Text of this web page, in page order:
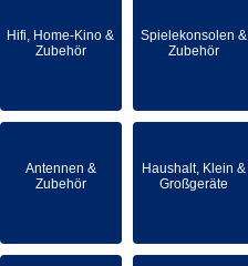
Hifi, Home-Kino &
Zubehör
Spielekonsolen &
Zubehör
Antennen &
Zubehör
Haushalt, Klein &
Großgeräte